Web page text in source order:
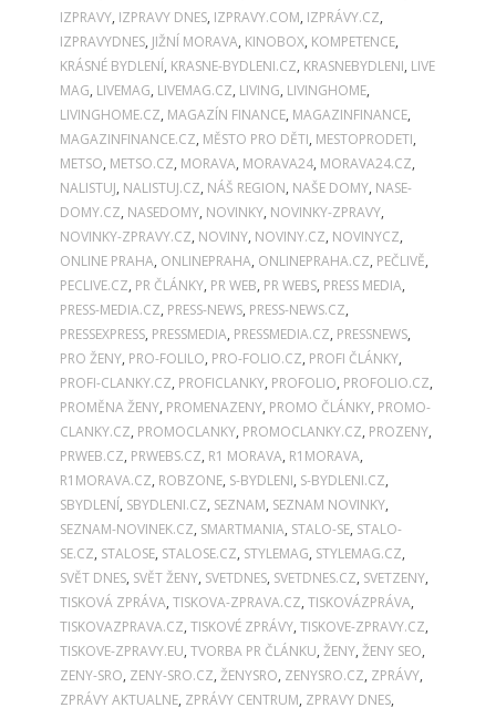
IZPRAVY, IZPRAVY DNES, IZPRAVY.COM, IZPRÁVY.CZ,
IZPRAVYDNES, JIŽNÍ MORAVA, KINOBOX, KOMPETENCE,
KRÁSNÉ BYDLENÍ, KRASNE-BYDLENI.CZ, KRASNEBYDLENI, LIVE
MAG, LIVEMAG, LIVEMAG.CZ, LIVING, LIVINGHOME,
LIVINGHOME.CZ, MAGAZÍN FINANCE, MAGAZINFINANCE,
MAGAZINFINANCE.CZ, MĚSTO PRO DĚTI, MESTOPRODETI,
METSO, METSO.CZ, MORAVA, MORAVA24, MORAVA24.CZ,
NALISTUJ, NALISTUJ.CZ, NÁŠ REGION, NAŠE DOMY, NASE-
DOMY.CZ, NASEDOMY, NOVINKY, NOVINKY-ZPRAVY,
NOVINKY-ZPRAVY.CZ, NOVINY, NOVINY.CZ, NOVINYCZ,
ONLINE PRAHA, ONLINEPRAHA, ONLINEPRAHA.CZ, PEČLIVĚ,
PECLIVE.CZ, PR ČLÁNKY, PR WEB, PR WEBS, PRESS MEDIA,
PRESS-MEDIA.CZ, PRESS-NEWS, PRESS-NEWS.CZ,
PRESSEXPRESS, PRESSMEDIA, PRESSMEDIA.CZ, PRESSNEWS,
PRO ŽENY, PRO-FOLILO, PRO-FOLIO.CZ, PROFI ČLÁNKY,
PROFI-CLANKY.CZ, PROFICLANKY, PROFOLIO, PROFOLIO.CZ,
PROMĚNA ŽENY, PROMENAZENY, PROMO ČLÁNKY, PROMO-
CLANKY.CZ, PROMOCLANKY, PROMOCLANKY.CZ, PROZENY,
PRWEB.CZ, PRWEBS.CZ, R1 MORAVA, R1MORAVA,
R1MORAVA.CZ, ROBZONE, S-BYDLENI, S-BYDLENI.CZ,
SBYDLENÍ, SBYDLENI.CZ, SEZNAM, SEZNAM NOVINKY,
SEZNAM-NOVINEK.CZ, SMARTMANIA, STALO-SE, STALO-
SE.CZ, STALOSE, STALOSE.CZ, STYLEMAG, STYLEMAG.CZ,
SVĚT DNES, SVĚT ŽENY, SVETDNES, SVETDNES.CZ, SVETZENY,
TISKOVÁ ZPRÁVA, TISKOVA-ZPRAVA.CZ, TISKOVÁZPRÁVA,
TISKOVAZPRAVA.CZ, TISKOVÉ ZPRÁVY, TISKOVE-ZPRAVY.CZ,
TISKOVE-ZPRAVY.EU, TVORBA PR ČLÁNKU, ŽENY, ŽENY SEO,
ZENY-SRO, ZENY-SRO.CZ, ŽENYSRO, ZENYSRO.CZ, ZPRÁVY,
ZPRÁVY AKTUALNE, ZPRÁVY CENTRUM, ZPRAVY DNES,